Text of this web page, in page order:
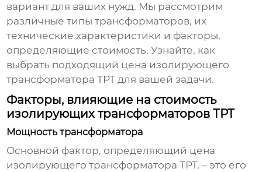
вариант для ваших нужд. Мы рассмотрим
различные типы трансформаторов, их
технические характеристики и факторы,
определяющие стоимость. Узнайте, как
выбрать подходящий цена изолирующего
трансформатора ТРТ для вашей задачи.
Факторы, влияющие на стоимость
изолирующих трансформаторов ТРТ
Мощность трансформатора
Основной фактор, определяющий цена
изолирующего трансформатора ТРТ, – это его